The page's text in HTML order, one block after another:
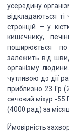
усередину
відкладаються ті
стронцій – у
кишечнику,
поширюється по
залежить від
організму
чутливою до дії
приблизно 23 Гр
сечовий міхур -55
(4000 рад) за
Ймовірність